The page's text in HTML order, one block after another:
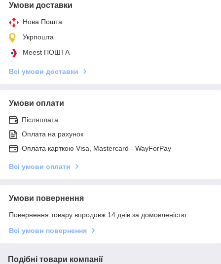
Умови доставки
Нова Пошта
Укрпошта
Meest ПОШТА
Всі умови доставки
Умови оплати
Післяплата
Оплата на рахунок
Оплата карткою Visa, Mastercard - WayForPay
Всі умови оплати
Умови повернення
Повернення товару впродовж 14 днів за домовленістю
Всі умови повернення
Подібні товари компанії